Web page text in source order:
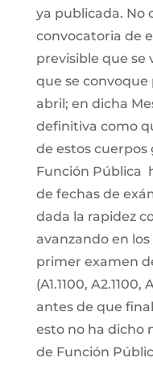
ya publicada. No
convocatoria de
previsible que se
que se convoque
abril; en dicha
definitiva como
de estos cuerpos
Función Pública
de fechas de
dada la rapidez
avanzando en los
primer examen
(A1.1100, A2.1100,
antes de que
esto no ha dicho
de Función